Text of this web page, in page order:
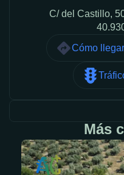
C/ del Castillo,
Cómo llegar
Más